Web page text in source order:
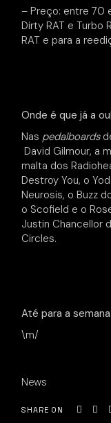
– Preço: entre 70
Dirty RAT e Turbo
RAT e para a
Onde é que já a
Nas pedalboards
David Gilmour, a
malta dos
Destroy You, o
Neurosis, o Buzz
o Scofield e o
Justin Chancellor
Circles.
Até para a semana:
\m/
News
SHARE ON